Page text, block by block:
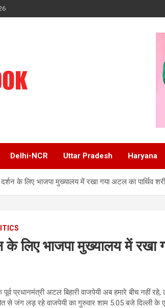
Delhi-NCR Uttar Pradesh Haryana
के लिए भाजपा मुख्यालय में रखा गया अटल का पार्थिव
के लिए भाजपा मुख्यालय में रखा
प्रधानमंत्री अटल बिहारी वाजपेयी अब हमारे बीच नहीं
से जंग लड़ रहे वाजपेयी का गुरुवार शाम 5.05 बजे दिल्ली के